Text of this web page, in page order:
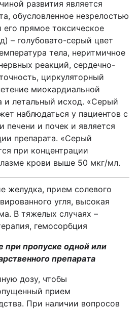
развития является
обусловленное незрелостью
прямое токсическое
– голубовато-серый цвет
тела, неритмичное
реакций, сердечно-
циркуляторный
миокардиальной
и летальный исход. «Серый
наблюдаться у пациентов с
печени и почек и является
препарата. «Серый
при концентрации
крови выше 50 мкг/мл.
желудка, прием солевого
угля, высокая
В тяжелых случаях –
гемосорбция
пропуске одной или
препарата
дозу, чтобы
прием
При наличии вопросов